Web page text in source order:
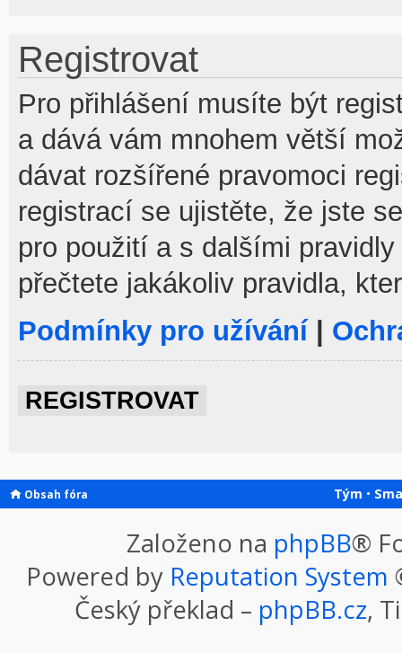
Registrovat
Pro přihlášení musíte být
a dává vám mnohem větší
dávat rozšířené pravomoci
registrací se ujistěte, že jste
pro použití a s dalšími
přečtete jakákoliv pravidla,
Podmínky pro užívání|
REGISTROVAT
Obsah fóra Tým •
Založeno na phpBB®
Powered by Reputation System
Český překlad – phpBB.cz,